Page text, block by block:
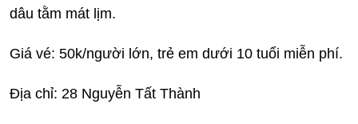
dâu tằm mát lịm.
Giá vé: 50k/người lớn, trẻ em dưới 10 tuổi miễn phí.
Địa chỉ: 28 Nguyễn Tất Thành